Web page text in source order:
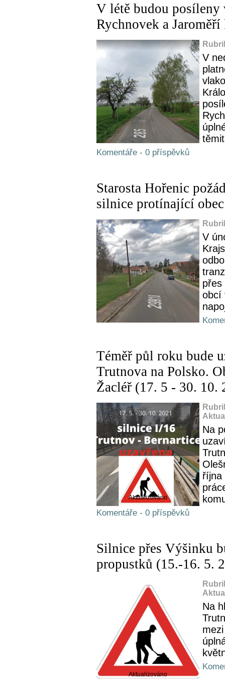
V létě budou posíleny
Rychnovek a
V
Komentáře - 0 příspěvků
Starosta Hořenic
silnice protínající
V
přes
obcí
Téměř půl roku bude
Trutnova na Polsko.
Žacléř (17. 5 - 30. 10.
Aktualizováno
Na
října
Komentáře - 0 příspěvků
Silnice přes Výšinku
propustků (15.-16. 5.
Aktualizováno
Na